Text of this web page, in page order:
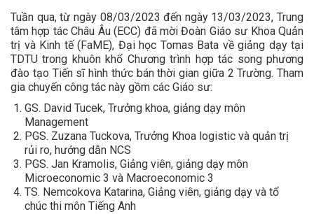
Tuần qua, từ ngày 08/03/2023 đến ngày 13/03/2023, Trung
tâm hợp tác Châu Âu (ECC) đã mời Đoàn Giáo sư Khoa Quản
trị và Kinh tế (FaME), Đại học Tomas Bata về giảng dạy tại
TDTU trong khuôn khổ Chương trình hợp tác song phương
đào tạo Tiến sĩ hình thức bán thời gian giữa 2 Trường. Tham
gia chuyến công tác này gồm các Giáo sư:
GS. David Tucek, Trưởng khoa, giảng dạy môn
Management
PGS. Zuzana Tuckova, Trưởng Khoa logistic và quản trị
rủi ro, hướng dẫn NCS
PGS. Jan Kramolis, Giảng viên, giảng dạy môn
Microeconomic 3 và Macroeconomic 3
TS. Nemcokova Katarina, Giảng viên, giảng dạy và tổ
chúc thi môn Tiếng Anh